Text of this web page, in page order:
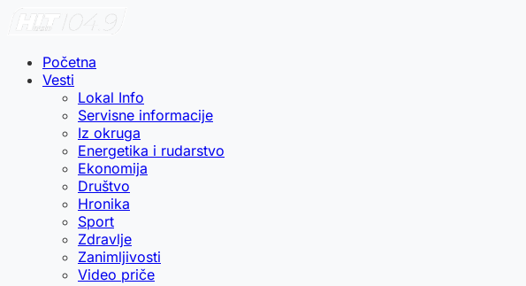
Početna
Vesti
Lokal Info
Servisne informacije
Iz okruga
Energetika i rudarstvo
Ekonomija
Društvo
Hronika
Sport
Zdravlje
Zanimljivosti
Video priče